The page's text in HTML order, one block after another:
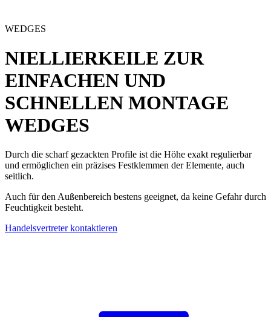
WEDGES
NIELLIERKEILE ZUR
EINFACHEN UND
SCHNELLEN MONTAGE
WEDGES
Durch die scharf gezackten Profile ist die Höhe exakt regulierbar
und ermöglichen ein präzises Festklemmen der Elemente, auch
seitlich.
Auch für den Außenbereich bestens geeignet, da keine Gefahr durch
Feuchtigkeit besteht.
Handelsvertreter kontaktieren